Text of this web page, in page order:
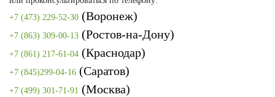
+7 (473) 229-52-30 (Воронеж)
+7 (863) 309-00-13 (Ростов-на-Дону)
+7 (861) 217-61-04 (Краснодар)
+7 (845)299-04-16 (Саратов)
+7 (499) 301-71-91 (Москва)